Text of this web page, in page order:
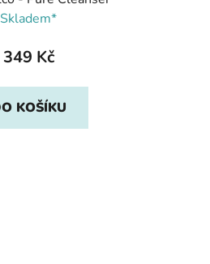
Skladem*
349 Kč
KOŠÍKU